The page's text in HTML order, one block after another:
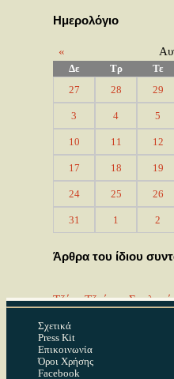
Ημερολόγιο
«
Δε Τρ Τε
27
28 29
3 4 5
10 11 12
17 18 19
24 25 26
31 1 2
Άρθρα του ίδιου
Τζένη Τζοάννα
Κατηγορία:
Άκης Μουχλιανίτης
23 Ιουλίου 2024
Σχετικά
Press Kit
Επικοινωνία
Όροι Χρήσης
Facebook